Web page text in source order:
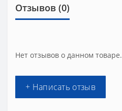
Отзывов (0)
Нет отзывов о данном товаре.
+ Написать отзыв